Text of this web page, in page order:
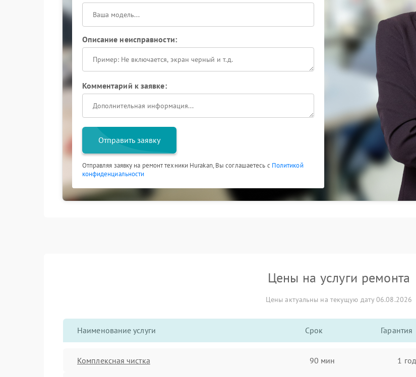
Описание неисправности:
Комментарий к заявке:
Отправить заявку
Отправляя заявку на ремонт техники Hurakan, Вы соглашаетесь с Политикой
конфиденциальности
Цены на услуги ремонта
Цены актуальны на текущую дату 06.08.2026
Наименование услуги Срок Гарантия
Комплексная чистка 90 мин 1 год